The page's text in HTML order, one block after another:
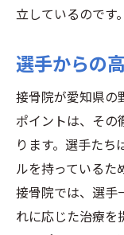
立しているのです。
選手からの
接骨院が愛知県の
ポイントは、その
ります。選手たち
ルを持っているた
接骨院では、選手
れに応じた治療を